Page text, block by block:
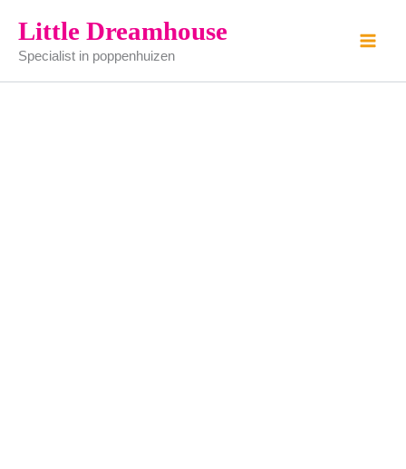
naar
inhoud
Little Dreamhouse
Specialist in poppenhuizen
aantal